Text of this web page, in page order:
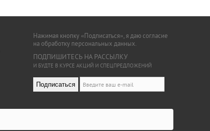
Нажимая кнопку «Подписаться», я даю согласие
на обработку персональных данных.
ПОДПИШИТЕСЬ НА РАССЫЛКУ
И БУДТЕ В КУРСЕ АКЦИЙ И СПЕЦПРЕДЛОЖЕНИЙ
Подписаться